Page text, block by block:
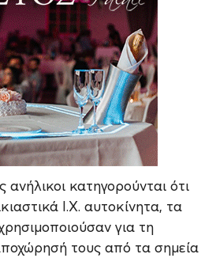
κατηγορούνται ότι
Ι.Χ. αυτοκίνητα, τα
για τη
τους από τα σημεία